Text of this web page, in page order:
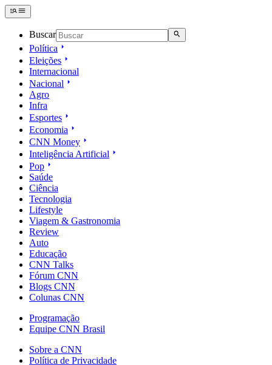
Buscar
Política
Eleições
Internacional
Nacional
Agro
Infra
Esportes
Economia
CNN Money
Inteligência Artificial
Pop
Saúde
Ciência
Tecnologia
Lifestyle
Viagem & Gastronomia
Review
Auto
Educação
CNN Talks
Fórum CNN
Blogs CNN
Colunas CNN
Programação
Equipe CNN Brasil
Sobre a CNN
Política de Privacidade